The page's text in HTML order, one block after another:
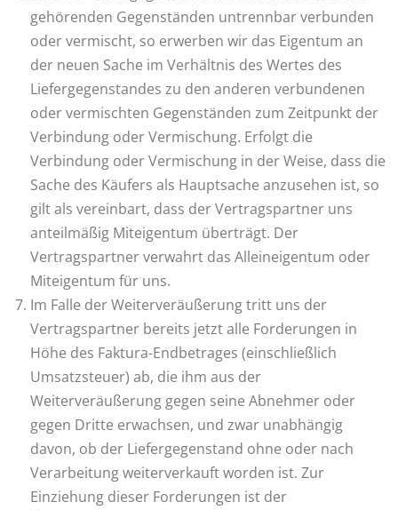
gehörenden Gegenständen untrennbar verbunden
oder vermischt, so erwerben wir das Eigentum an
der neuen Sache im Verhältnis des Wertes des
Liefergegenstandes zu den anderen verbundenen
oder vermischten Gegenständen zum Zeitpunkt der
Verbindung oder Vermischung. Erfolgt die
Verbindung oder Vermischung in der Weise, dass die
Sache des Käufers als Hauptsache anzusehen ist, so
gilt als vereinbart, dass der Vertragspartner uns
anteilmäßig Miteigentum überträgt. Der
Vertragspartner verwahrt das Alleineigentum oder
Miteigentum für uns.
Im Falle der Weiterveräußerung tritt uns der
Vertragspartner bereits jetzt alle Forderungen in
Höhe des Faktura-Endbetrages (einschließlich
Umsatzsteuer) ab, die ihm aus der
Weiterveräußerung gegen seine Abnehmer oder
gegen Dritte erwachsen, und zwar unabhängig
davon, ob der Liefergegenstand ohne oder nach
Verarbeitung weiterverkauft worden ist. Zur
Einziehung dieser Forderungen ist der